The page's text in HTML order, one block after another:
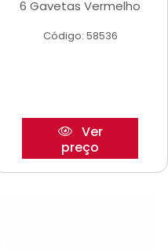
6 Gavetas Vermelho
Código: 58536
Ver
preço